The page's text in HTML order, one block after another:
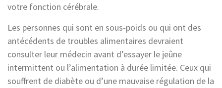
votre fonction cérébrale.
Les personnes qui sont en sous-poids ou qui ont des
antécédents de troubles alimentaires devraient
consulter leur médecin avant d’essayer le jeûne
intermittent ou l’alimentation à durée limitée. Ceux qui
souffrent de diabète ou d’une mauvaise régulation de la